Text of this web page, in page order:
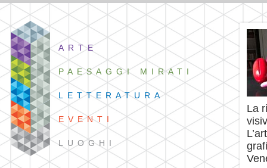
ARTE
PAESAGGI MIRATI
LETTERATURA
EVENTI
LUOGHI
La